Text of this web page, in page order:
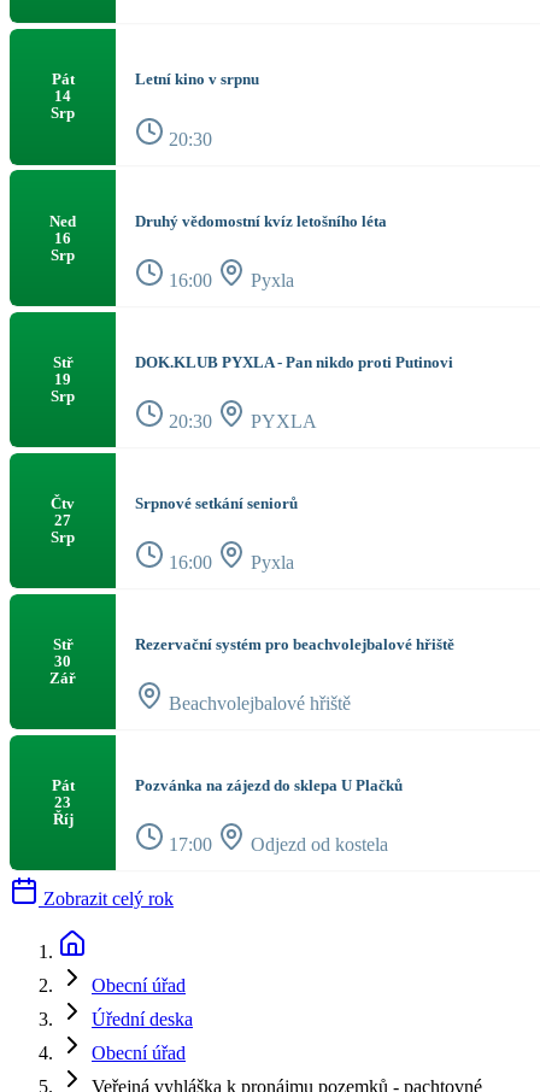
Pát
14
Srp
Letní kino v srpnu
20:30
Ned
16
Srp
Druhý vědomostní kvíz letošního léta
16:00 Pyxla
Stř
19
Srp
DOK.KLUB PYXLA - Pan nikdo proti Putinovi
20:30 PYXLA
Čtv
27
Srp
Srpnové setkání seniorů
16:00 Pyxla
Stř
30
Zář
Rezervační systém pro beachvolejbalové hřiště
Beachvolejbalové hřiště
Pát
23
Říj
Pozvánka na zájezd do sklepa U Plačků
17:00 Odjezd od kostela
Zobrazit celý rok
Obecní úřad
Úřední deska
Obecní úřad
Veřejná vyhláška k pronájmu pozemků - pachtovné